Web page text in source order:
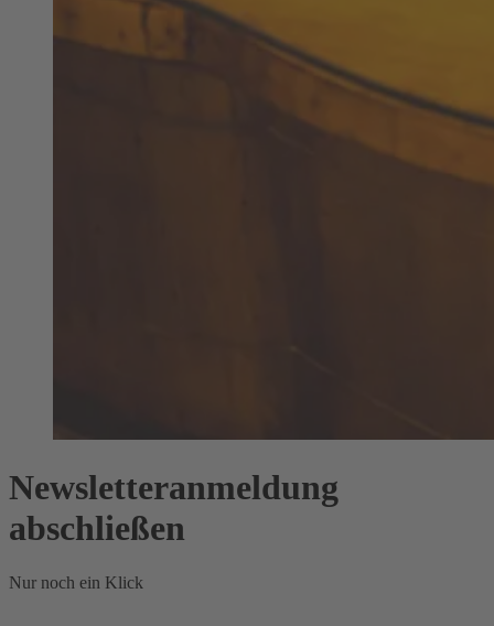
Newsletteranmeldung
abschließen
Nur noch ein Klick